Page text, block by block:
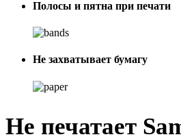
Полосы и пятна при печати
Не захватывает бумагу
Не печатает